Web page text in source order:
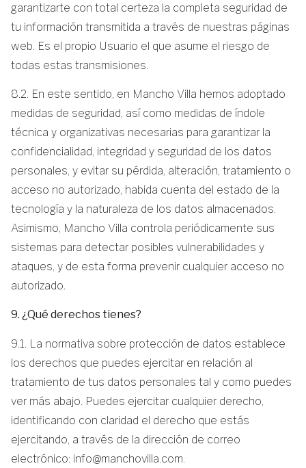
garantizarte con total certeza la completa seguridad de
tu información transmitida a través de nuestras páginas
web. Es el propio Usuario el que asume el riesgo de
todas estas transmisiones.
8.2. En este sentido, en Mancho Villa hemos adoptado
medidas de seguridad, así como medidas de índole
técnica y organizativas necesarias para garantizar la
confidencialidad, integridad y seguridad de los datos
personales, y evitar su pérdida, alteración, tratamiento o
acceso no autorizado, habida cuenta del estado de la
tecnología y la naturaleza de los datos almacenados.
Asimismo, Mancho Villa controla periódicamente sus
sistemas para detectar posibles vulnerabilidades y
ataques, y de esta forma prevenir cualquier acceso no
autorizado.
9. ¿Qué derechos tienes?
9.1. La normativa sobre protección de datos establece
los derechos que puedes ejercitar en relación al
tratamiento de tus datos personales tal y como puedes
ver más abajo. Puedes ejercitar cualquier derecho,
identificando con claridad el derecho que estás
ejercitando, a través de la dirección de correo
electrónico: info@manchovilla.com.